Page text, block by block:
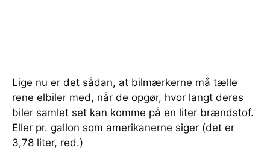
Lige nu er det sådan, at bilmærkerne må tælle
rene elbiler med, når de opgør, hvor langt deres
biler samlet set kan komme på en liter brændstof.
Eller pr. gallon som amerikanerne siger (det er
3,78 liter, red.)